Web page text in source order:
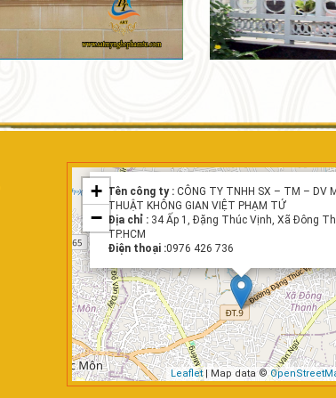
Tên công ty : CÔNG TY TNHH SX – TM – DV
THUẬT KHÔNG GIAN VIỆT PHẠM TỨ
Địa chỉ : 34 Ấp 1, Đặng Thúc Vịnh, Xã Đông
TP.HCM
Điện thoại :0976 426 736
+
−
Leaflet| Map data ©